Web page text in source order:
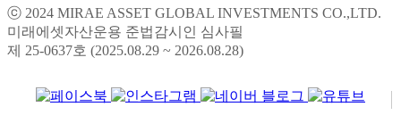
ⓒ 2024 MIRAE ASSET GLOBAL INVESTMENTS CO.,LTD.
미래에셋자산운용 준법감시인 심사필
제 25-0637호 (2025.08.29 ~ 2026.08.28)